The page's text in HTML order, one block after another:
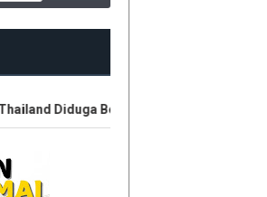
Diduga Belajar dari Internet